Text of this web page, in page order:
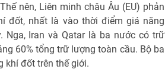
nên, Liên minh châu Âu (EU) phản
đốt, nhất là vào thời điểm giá năng
Nga, Iran và Qatar là ba nước có trữ
60% tổng trữ lượng toàn cầu. Bộ ba
khí đốt trên thế giới.